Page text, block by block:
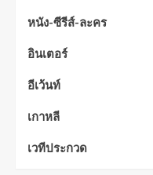
หนัง-ซีรีส์-ละคร
อินเตอร์
อีเว้นท์
เกาหลี
เวทีประกวด